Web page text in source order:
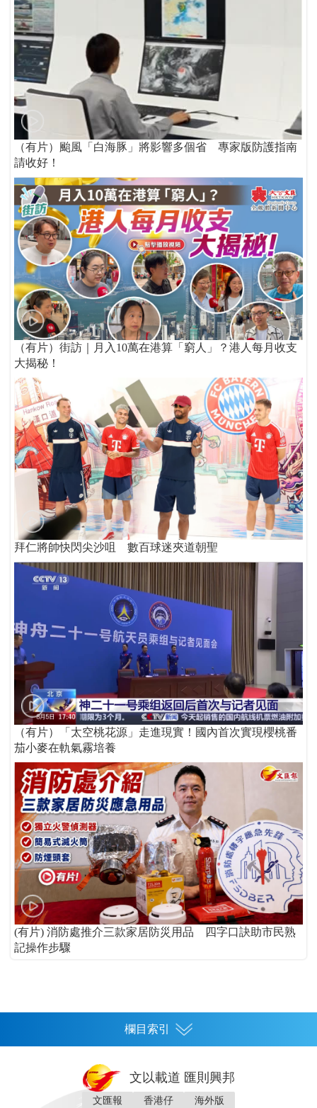
（有片）颱風「白海豚」將影響多個省 專家版防護指南
請收好！
（有片）街訪｜月入10萬在港算「窮人」？港人每月收支
大揭秘！
拜仁將帥快閃尖沙咀 數百球迷夾道朝聖
（有片）「太空桃花源」走進現實！國內首次實現櫻桃番
茄小麥在軌氣霧培養
(有片) 消防處推介三款家居防災用品 四字口訣助市民熟
記操作步驟
欄目索引
文以載道 匯則興邦
文匯報 香港仔 海外版